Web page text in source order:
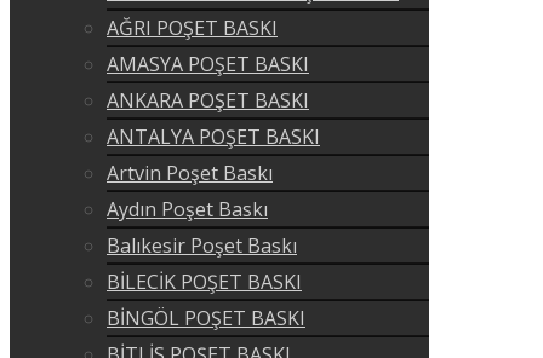
AĞRI POŞET BASKI
AMASYA POŞET BASKI
ANKARA POŞET BASKI
ANTALYA POŞET BASKI
Artvin Poşet Baskı
Aydın Poşet Baskı
Balıkesir Poşet Baskı
BİLECİK POŞET BASKI
BİNGÖL POŞET BASKI